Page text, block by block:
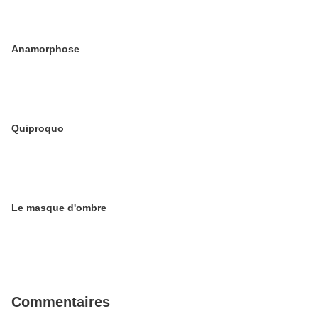
Anamorphose
Quiproquo
Le masque d'ombre
Commentaires